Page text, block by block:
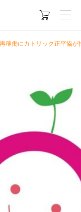

稼働にカトリック正平協が